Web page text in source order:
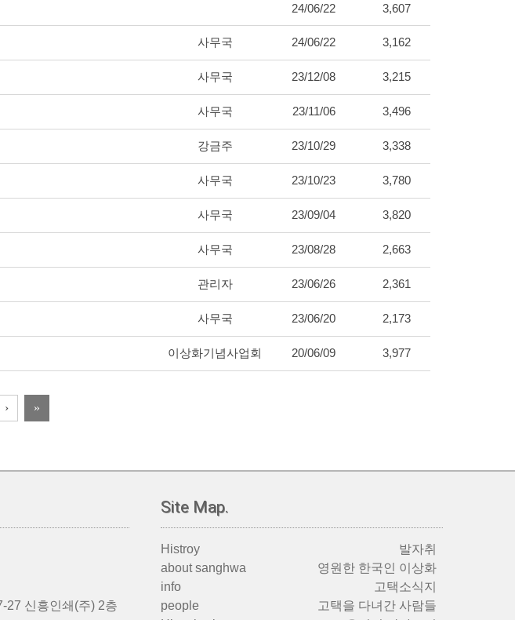
24/06/22 3,607
사무국 24/06/22 3,162
사무국 23/12/08 3,215
사무국 23/11/06 3,496
강금주 23/10/29 3,338
사무국 23/10/23 3,780
사무국 23/09/04 3,820
사무국 23/08/28 2,663
관리자 23/06/26 2,361
사무국 23/06/20 2,173
이상화기념사업회 20/06/09 3,977
› »
27 신흥인쇄(주) 2층
Site Map.
Histroy
발자취
about sanghwa
영원한 한국인 이상화
info
고택소식지
people
고택을 다녀간 사람들